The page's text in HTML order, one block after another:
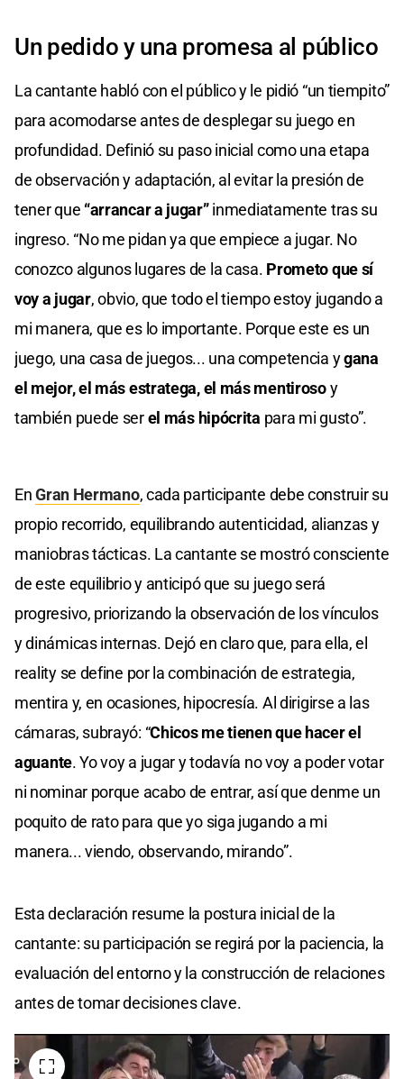
Un pedido y una promesa al público
La cantante habló con el público y le pidió “un tiempito”
para acomodarse antes de desplegar su juego en
profundidad. Definió su paso inicial como una etapa
de observación y adaptación, al evitar la presión de
tener que “arrancar a jugar”inmediatamente tras su
ingreso. “No me pidan ya que empiece a jugar. No
conozco algunos lugares de la casa. Prometo que sí
voy a jugar, obvio, que todo el tiempo estoy jugando a
mi manera, que es lo importante. Porque este es un
juego, una casa de juegos... una competencia ygana
el mejor, el más estratega, el más mentirosoy
también puede serel más hipócrita para mi gusto”.
EnGran Hermano, cada participante debe construir su
propio recorrido, equilibrando autenticidad, alianzas y
maniobras tácticas. La cantante se mostró consciente
de este equilibrio y anticipó que su juego será
progresivo, priorizando la observación de los vínculos
y dinámicas internas. Dejó en claro que, para ella, el
reality se define por la combinación de estrategia,
mentira y, en ocasiones, hipocresía. Al dirigirse a las
cámaras, subrayó: “Chicos me tienen que hacer el
aguante. Yo voy a jugar y todavía no voy a poder votar
ni nominar porque acabo de entrar, así que denme un
poquito de rato para que yo siga jugando a mi
manera... viendo, observando, mirando”.
Esta declaración resume la postura inicial de la
cantante: su participación se regirá por la paciencia, la
evaluación del entorno y la construcción de relaciones
antes de tomar decisiones clave.